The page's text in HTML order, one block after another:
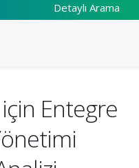
Detaylı Arama
Entegre